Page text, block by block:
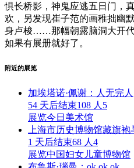
惧长桥影，神鬼应逃五日门，
欢，另发现崔子范的画稚拙幽
身卢梭……那幅朝露脑洞大开
如果有展册就好了。
附近的展览
加埃塔诺·佩谢：人无完人
54 天后结束108 人 5
展览今日美术馆
上海市历史博物馆藏旗
1 天后结束68 人 4
展览中国妇女儿童博物馆